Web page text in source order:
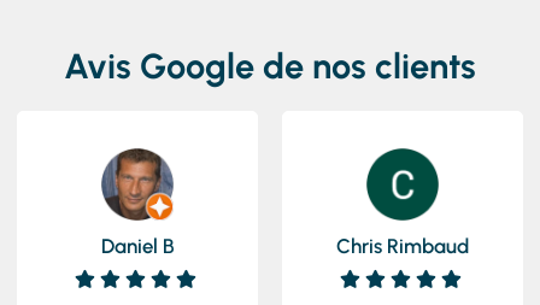
Avis Google de nos clients
Daniel B Chris Rimbaud